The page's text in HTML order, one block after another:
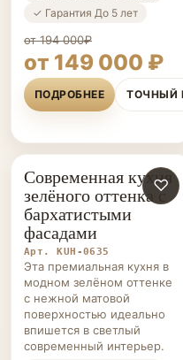
✓ Гарантия До 5 лет
от 194 000₽
от 149 000 ₽
ПОДРОБНЕЕ ТОЧНЫЙ
КУХНИ НА ЗАКАЗ ♡
Современная кухня
зелёного оттенка с
бархатистыми
фасадами
Арт. KUH-0635
Эта премиальная кухня в
модном зелёном оттенке
с нежной матовой
поверхностью идеально
впишется в светлый
современный интерьер.